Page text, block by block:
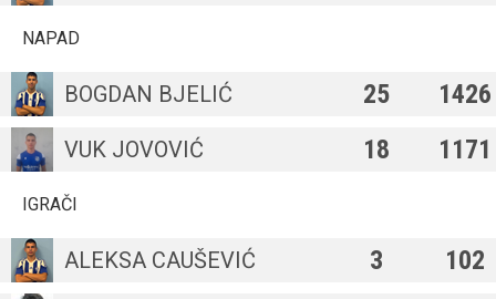
NAPAD
BOGDAN BJELIĆ 25 1426
VUK JOVOVIĆ 18 1171
IGRAČI
ALEKSA CAUŠEVIĆ 3 102